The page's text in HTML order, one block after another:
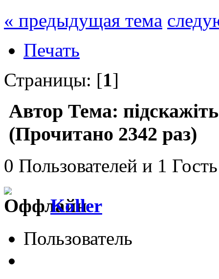
« предыдущая тема
Печать
Страницы: [1]
Автор Тема:
(Прочитано 2342 раз)
0 Пользователей и 1
Koller
Пользователь